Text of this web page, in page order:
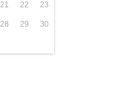
21 22 23
28 29 30